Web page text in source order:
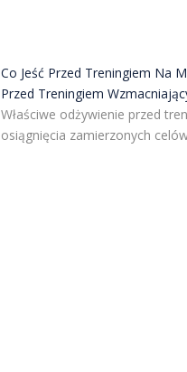
Co Jeść Przed Treningiem Na
Przed Treningiem
Właściwe odżywienie przed
osiągnięcia zamierzonych